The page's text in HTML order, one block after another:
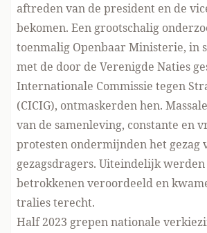
aftreden van de president en de
bekomen. Een grootschalig
toenmalig Openbaar Ministerie, in
met de door de Verenigde Naties
Internationale Commissie tegen
(CICIG), ontmaskerden hen.
van de samenleving, constante en
protesten ondermijnden het gezag
gezagsdragers. Uiteindelijk werden
betrokkenen veroordeeld en
tralies terecht.
Half 2023 grepen nationale